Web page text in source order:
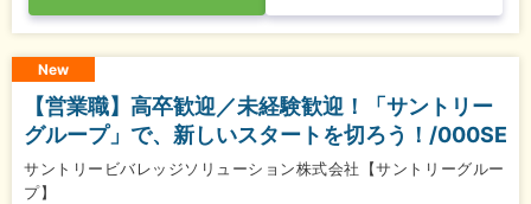
New
【営業職】高卒歓迎／未経験歓迎！「サントリー
グループ」で、新しいスタートを切ろう！/000SE
サントリービバレッジソリューション株式会社【サントリーグルー
プ】